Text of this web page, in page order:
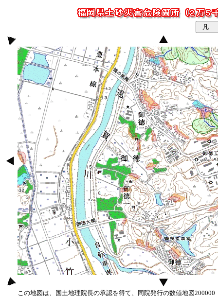
この地図は、国土地理院長の承認を得て、同院発行の数値地図